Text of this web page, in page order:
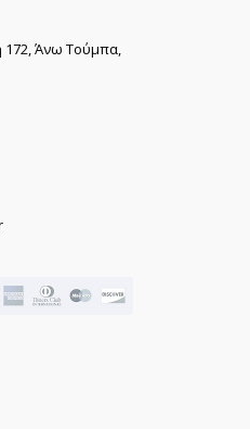
172, Άνω Τούμπα,